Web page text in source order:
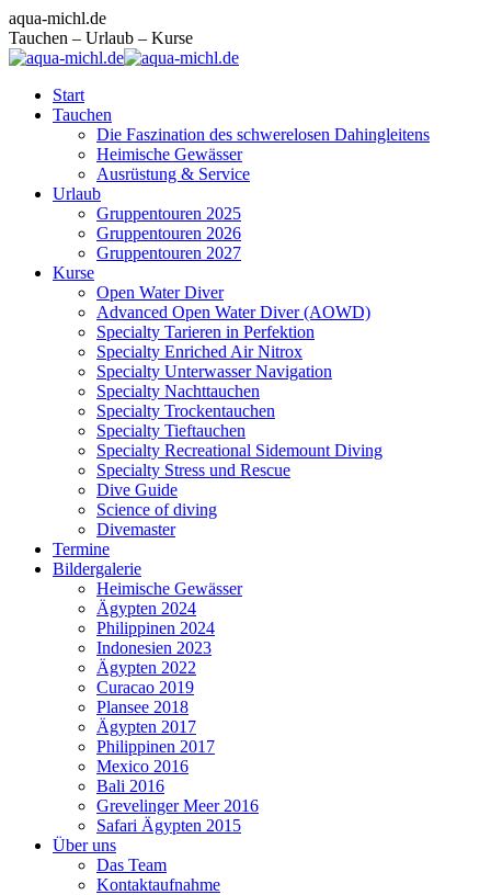
Zum
Inhalt
springen
Facebook
page
opens
new
window
Instagram
page
opens
new
window
E-
Mail
page
new
aqua-michl.de
Tauchen – Urlaub – Kurse
Start
Tauchen
Die Faszination des schwerelosen Dahingleitens
Heimische Gewässer
Ausrüstung & Service
Urlaub
Gruppentouren 2025
Gruppentouren 2026
Gruppentouren 2027
Kurse
Open Water Diver
Advanced Open Water Diver (AOWD)
Specialty Tarieren in Perfektion
Specialty Enriched Air Nitrox
Specialty Unterwasser Navigation
Specialty Nachttauchen
Specialty Trockentauchen
Specialty Tieftauchen
Specialty Recreational Sidemount Diving
Specialty Stress und Rescue
Dive Guide
Science of diving
Divemaster
Termine
Bildergalerie
Heimische Gewässer
Ägypten 2024
Philippinen 2024
Indonesien 2023
Ägypten 2022
Curacao 2019
Plansee 2018
Ägypten 2017
Philippinen 2017
Mexico 2016
Bali 2016
Grevelinger Meer 2016
Safari Ägypten 2015
Über uns
Das Team
Kontaktaufnahme